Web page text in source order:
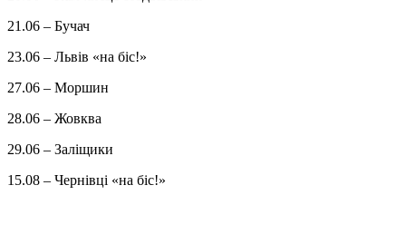
21.06 – Бучач
23.06 – Львів «на біс!»
27.06 – Моршин
28.06 – Жовква
29.06 – Заліщики
15.08 – Чернівці «на біс!»